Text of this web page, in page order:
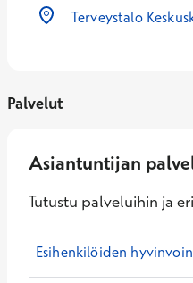
Terveystalo
Palvelut
Asiantuntijan
Tutustu palveluihin ja
Esihenkilöiden